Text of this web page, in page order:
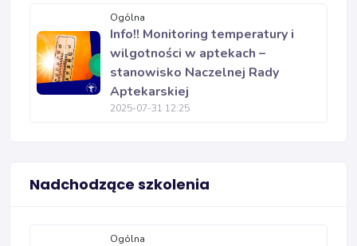
Ogólna
Info!! Monitoring temperatury i
wilgotności w aptekach –
stanowisko Naczelnej Rady
Aptekarskiej
2025-07-31 12:25
Nadchodzące szkolenia
Ogólna